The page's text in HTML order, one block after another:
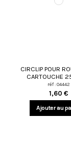
CIRCLIP POUR
CARTOUCHE
réf : 04442
1,60 €
Ajouter au